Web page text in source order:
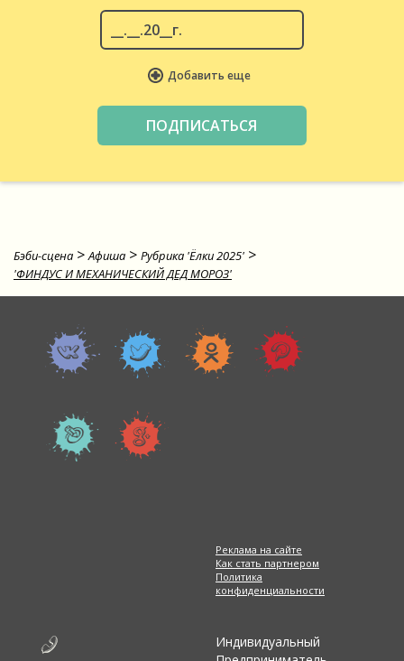
Добавить еще
Бэби-сцена >Афиша > Рубрика 'Ёлки 2025' >
'ФИНДУС И МЕХАНИЧЕСКИЙ ДЕД МОРОЗ'
Реклама на сайте
Как стать партнером
Политика
конфиденциальности
Индивидуальный